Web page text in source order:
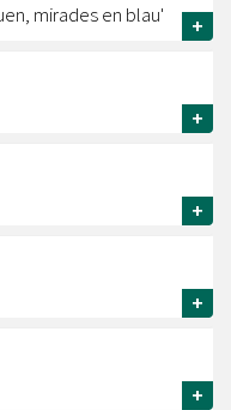
mirades en blau'
+
+
+
+
+